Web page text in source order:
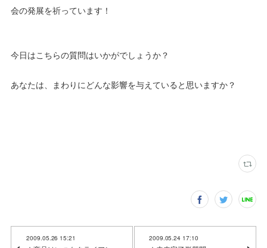
会の発展を祈っています！
今日はこちらの質問はいかがでしょうか？
あなたは、まわりにどんな影響を与えていると思いますか？
2009.05.26 15:21 2009.05.24 17:10